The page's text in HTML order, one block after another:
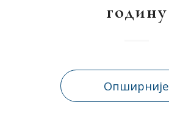
годину
Опширније